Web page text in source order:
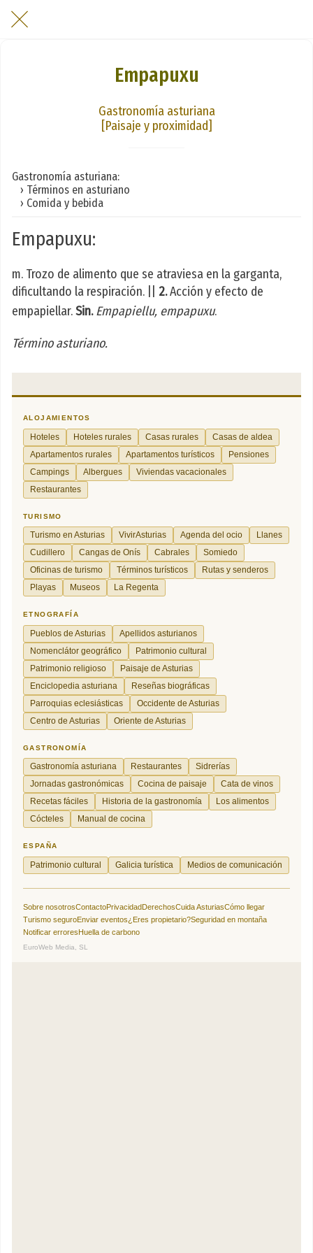
Empapuxu
Gastronomía asturiana
[Paisaje y proximidad]
Gastronomía asturiana:
› Términos en asturiano
› Comida y bebida
Empapuxu:
m. Trozo de alimento que se atraviesa en la garganta,
dificultando la respiración. || 2.Acción y efecto de
empapiellar.Sin. Empapiellu, empapuxu.
Término asturiano.